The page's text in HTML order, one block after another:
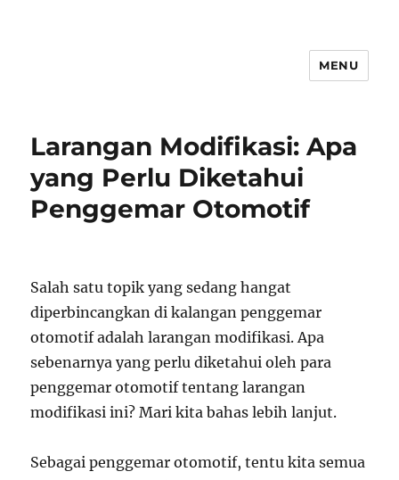
MENU
Larangan Modifikasi: Apa
yang Perlu Diketahui
Penggemar Otomotif
Salah satu topik yang sedang hangat
diperbincangkan di kalangan penggemar
otomotif adalah larangan modifikasi. Apa
sebenarnya yang perlu diketahui oleh para
penggemar otomotif tentang larangan
modifikasi ini? Mari kita bahas lebih lanjut.
Sebagai penggemar otomotif, tentu kita semua